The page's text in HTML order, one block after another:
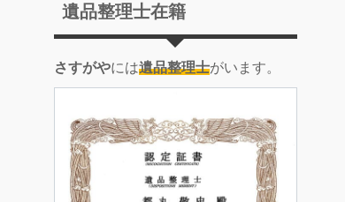
遺品整理士在籍
さすがやには遺品整理士がいます。